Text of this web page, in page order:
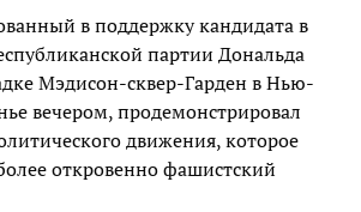
в поддержку кандидата в
партии Дональда
Мэдисон-сквер-Гарден в Нью-
вечером, продемонстрировал
движения, которое
откровенно фашистский